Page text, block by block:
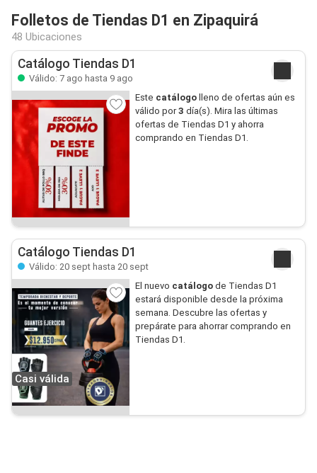
Folletos de Tiendas D1 en Zipaquirá
48 Ubicaciones
Catálogo Tiendas D1
Válido: 7 ago hasta 9 ago
Este catálogolleno de ofertas aún es
válido por3 día(s). Mira las últimas
ofertas de Tiendas D1 y ahorra
comprando en Tiendas D1.
Catálogo Tiendas D1
Válido: 20 sept hasta 20 sept
Casi válida
El nuevo catálogode Tiendas D1
estará disponible desde la próxima
semana. Descubre las ofertas y
prepárate para ahorrar comprando en
Tiendas D1.